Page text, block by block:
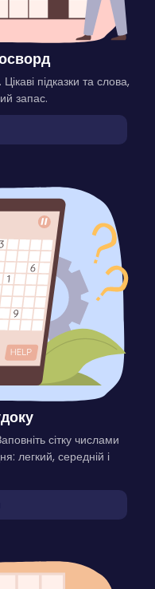
підказки та слова,
запас.
сітку числами
легкий, середній і